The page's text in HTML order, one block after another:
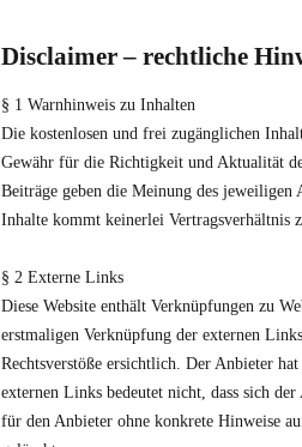
Disclaimer – rechtliche
§ 1 Warnhinweis zu Inhalten
Die kostenlosen und frei zugänglichen
Gewähr für die Richtigkeit und Aktualität
Beiträge geben die Meinung des
Inhalte kommt keinerlei Vertragsverhältnis
§ 2 Externe Links
Diese Website enthält Verknüpfungen zu
erstmaligen Verknüpfung der externen
Rechtsverstöße ersichtlich. Der Anbieter
externen Links bedeutet nicht, dass sich
für den Anbieter ohne konkrete Hinweise